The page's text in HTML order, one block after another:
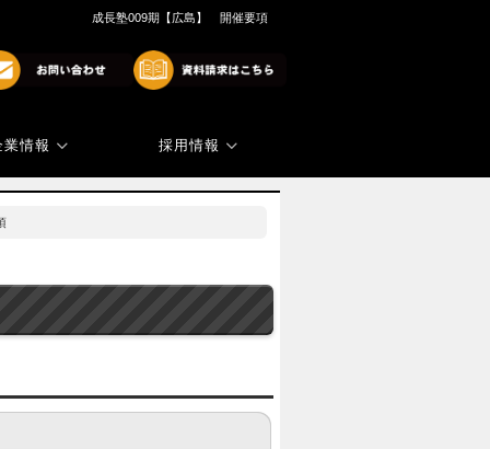
成長塾009期【広島】 開催要項
業情報 採用情報